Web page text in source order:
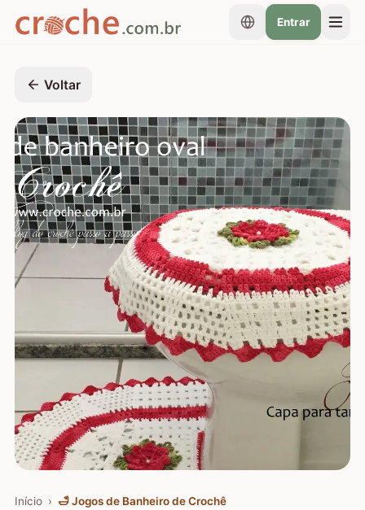
Entrar
Voltar
Início › 🛁 Jogos de Banheiro de Crochê